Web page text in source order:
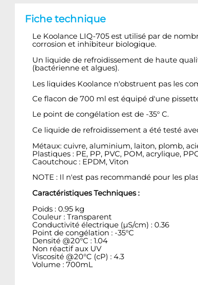
Fiche technique
Le Koolance LIQ-705 est utilisé par de
corrosion et inhibiteur biologique.
Un liquide de refroidissement de haute
(bactérienne et algues).
Les liquides Koolance n'obstruent pas les
Ce flacon de 700 ml est équipé d'une
Le point de congélation est de -35° C.
Ce liquide de refroidissement a été testé
Métaux: cuivre, aluminium, laiton, plomb,
Plastiques : PE, PP, PVC, POM, acrylique,
Caoutchouc : EPDM, Viton
NOTE : Il n'est pas recommandé pour les
Caractéristiques Techniques :
Poids : 0.95 kg
Couleur : Transparent
Conductivité électrique (µS/cm) : 0.36
Point de congélation : -35°C
Densité @20°C : 1.04
Non réactif aux UV
Viscosité @20°C (cP) : 4.3
Volume : 700mL